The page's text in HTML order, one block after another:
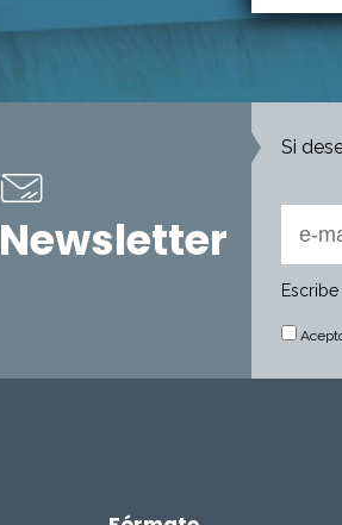
Newsletter
Si